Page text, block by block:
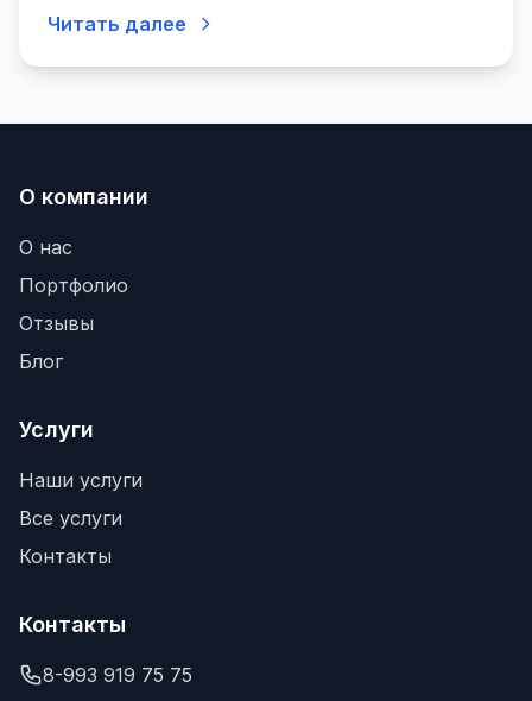
будущее ролевой игры
Читать далее
О компании
О нас
Портфолио
Отзывы
Блог
Услуги
Наши услуги
Все услуги
Контакты
Контакты
8-993 919 75 75